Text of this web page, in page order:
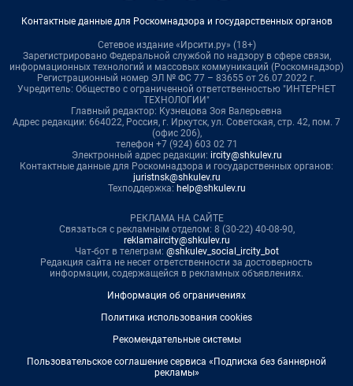
Контактные данные для Роскомнадзора и государственных органов
Сетевое издание «Ирсити.ру» (18+)
Зарегистрировано Федеральной службой по надзору в сфере связи,
информационных технологий и массовых коммуникаций (Роскомнадзор)
Регистрационный номер ЭЛ № ФС 77 – 83655 от 26.07.2022 г.
Учредитель: Общество с ограниченной ответственностью "ИНТЕРНЕТ
ТЕХНОЛОГИИ"
Главный редактор: Кузнецова Зоя Валерьевна
Адрес редакции: 664022, Россия, г. Иркутск, ул. Советская, стр. 42, пом. 7
(офис 206),
телефон +7 (924) 603 02 71
Электронный адрес редакции: ircity@shkulev.ru
Контактные данные для Роскомнадзора и государственных органов:
juristnsk@shkulev.ru
Техподдержка: help@shkulev.ru
РЕКЛАМА НА САЙТЕ
Связаться с рекламным отделом: 8 (30-22) 40-08-90,
reklamaircity@shkulev.ru
Чат-бот в телеграм: @shkulev_social_ircity_bot
Редакция сайта не несет ответственности за достоверность
информации, содержащейся в рекламных объявлениях.
Информация об ограничениях
Политика использования cookies
Рекомендательные системы
Пользовательское соглашение сервиса «Подписка без баннерной
рекламы»